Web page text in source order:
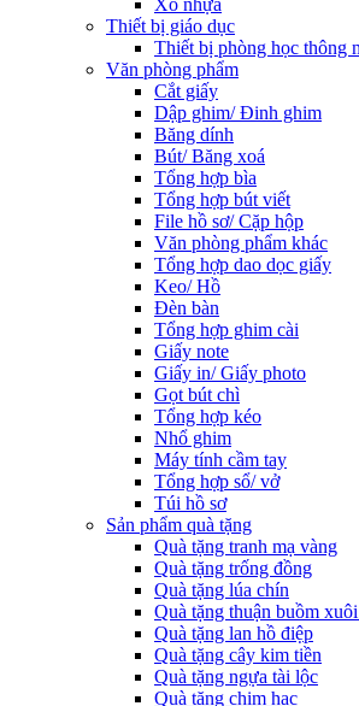
Xô nhựa
Thiết bị giáo dục
Thiết bị phòng học thông
Văn phòng phẩm
Cắt giấy
Dập ghim/ Đinh ghim
Băng dính
Bút/ Băng xoá
Tổng hợp bìa
Tổng hợp bút viết
File hồ sơ/ Cặp hộp
Văn phòng phẩm khác
Tổng hợp dao dọc giấy
Keo/ Hồ
Đèn bàn
Tổng hợp ghim cài
Giấy note
Giấy in/ Giấy photo
Gọt bút chì
Tổng hợp kéo
Nhổ ghim
Máy tính cầm tay
Tổng hợp sổ/ vở
Túi hồ sơ
Sản phẩm quà tặng
Quà tặng tranh mạ vàng
Quà tặng trống đồng
Quà tặng lúa chín
Quà tặng thuận buồm
Quà tặng lan hồ điệp
Quà tặng cây kim tiền
Quà tặng ngựa tài lộc
Quà tặng chim hạc